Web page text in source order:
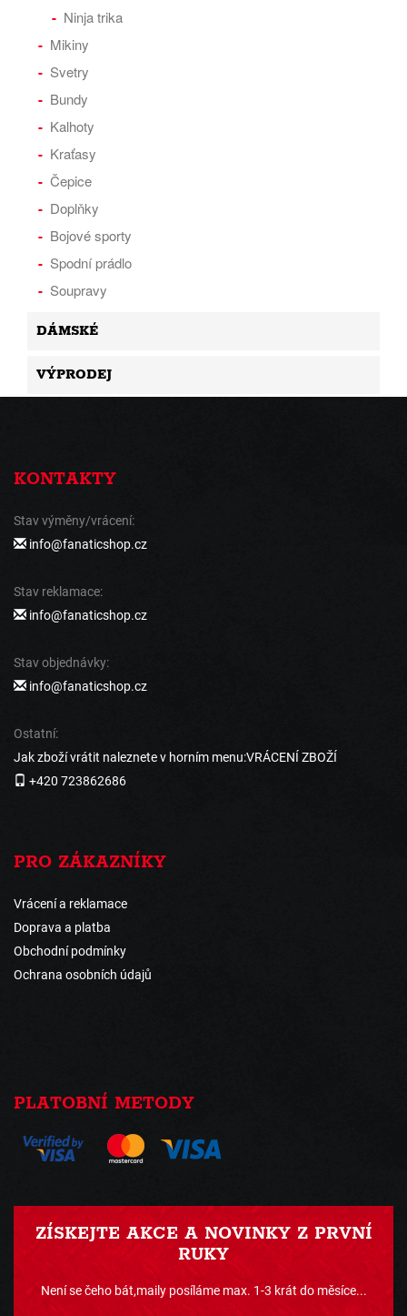
Ninja trika
Mikiny
Svetry
Bundy
Kalhoty
Kraťasy
Čepice
Doplňky
Bojové sporty
Spodní prádlo
Soupravy
DÁMSKÉ
VÝPRODEJ
KONTAKTY
Stav výměny/vrácení:
info@fanaticshop.cz
Stav reklamace:
info@fanaticshop.cz
Stav objednávky:
info@fanaticshop.cz
Ostatní:
Jak zboží vrátit naleznete v horním menu:VRÁCENÍ ZBOŽÍ
+420 723862686
PRO ZÁKAZNÍKY
Vrácení a reklamace
Doprava a platba
Obchodní podmínky
Ochrana osobních údajů
PLATOBNÍ METODY
ZÍSKEJTE AKCE A NOVINKY Z PRVNÍ
RUKY
Není se čeho bát,maily posíláme max. 1-3 krát do měsíce...